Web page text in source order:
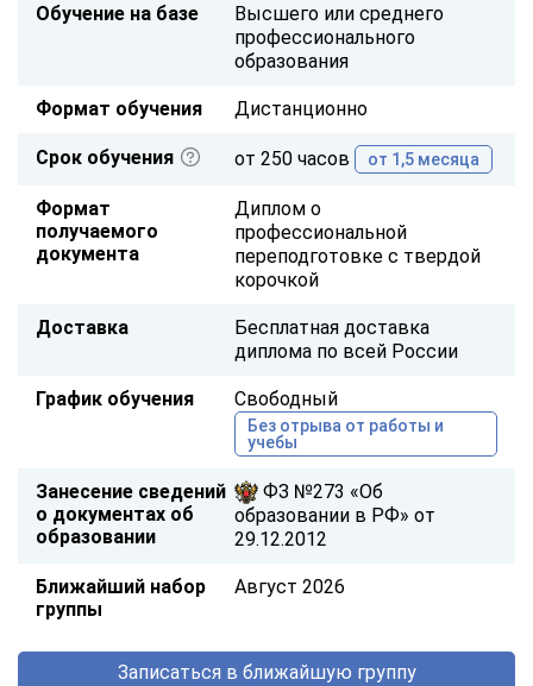
Обучение на базе
Высшего или среднего
профессионального
образования
Формат обучения Дистанционно
Срок обучения от 250 часов от 1,5 месяца
Формат
получаемого
документа
Диплом о
профессиональной
переподготовке с твердой
корочкой
Доставка
Бесплатная доставка
диплома по всей России
График обучения Свободный
Без отрыва от работы и
учебы
Занесение сведений
о документах об
образовании
ФЗ №273 «Об
образовании в РФ» от
29.12.2012
Ближайший набор
группы
Август 2026
Записаться в ближайшую группу